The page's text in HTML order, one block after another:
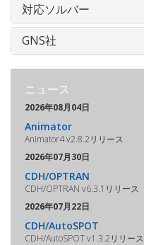
対応ソルバー
GNS社
ニュース
2026年08月04日
Animator
Animator4 v2.8.2リリース
2026年07月30日
CDH/OPTRAN
CDH/OPTRAN v6.3.1リリース
2026年07月22日
CDH/AutoSPOT
CDH/AutoSPOT v1.3.2リリース